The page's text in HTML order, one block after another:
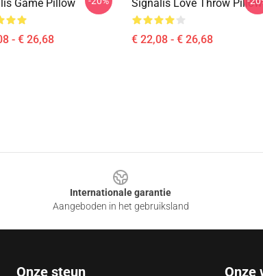
Game Pillow
- € 26,68
Signalis Love Throw Pillow
€ 22,08 - € 26,68
Internationale garantie
Aangeboden in het gebruiksland
Onze steun Onze